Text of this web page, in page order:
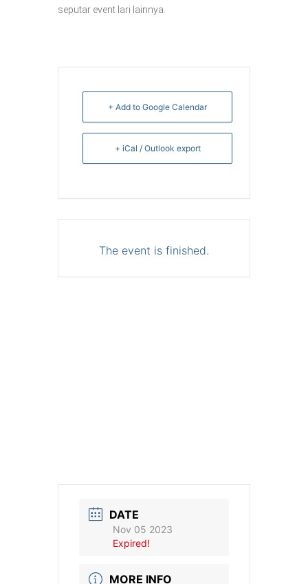
seputar event lari lainnya.
+ Add to Google Calendar
+ iCal / Outlook export
The event is finished.
DATE
Nov 05 2023
Expired!
MORE INFO